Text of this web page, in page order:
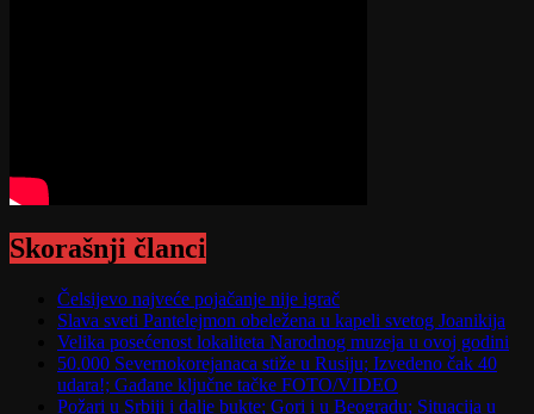
Skorašnji članci
Čelsijevo najveće pojačanje nije igrač
Slava sveti Pantelejmon obeležena u kapeli svetog Joanikija
Velika posećenost lokaliteta Narodnog muzeja u ovoj godini
50.000 Severnokorejanaca stiže u Rusiju; Izvedeno čak 40
udara!; Gađane ključne tačke FOTO/VIDEO
Požari u Srbiji i dalje bukte; Gori i u Beogradu; Situacija u